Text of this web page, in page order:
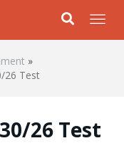
»
26 Test
26 Test